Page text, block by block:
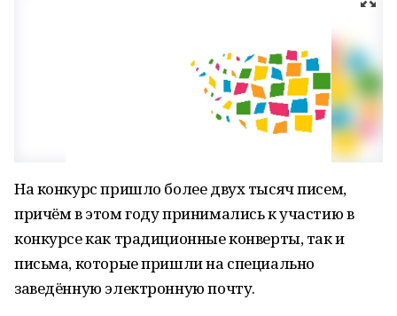
На конкурс пришло более двух тысяч писем,
причём в этом году принимались к участию в
конкурсе как традиционные конверты, так и
письма, которые пришли на специально
заведённую электронную почту.